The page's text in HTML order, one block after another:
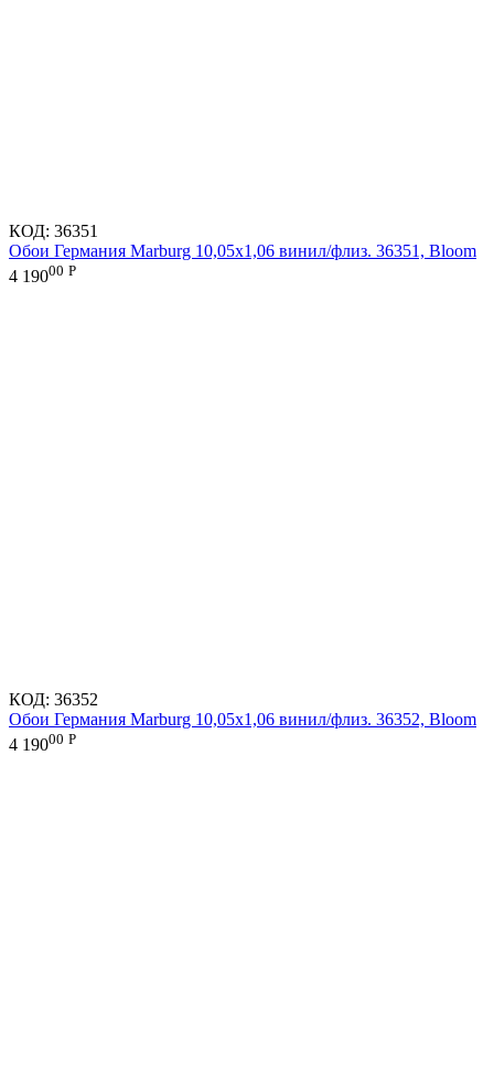
КОД: 36351
Обои Германия Marburg 10,05x1,06 винил/флиз. 36351, Bloom
4 19000 Р
КОД: 36352
Обои Германия Marburg 10,05x1,06 винил/флиз. 36352, Bloom
4 19000 Р